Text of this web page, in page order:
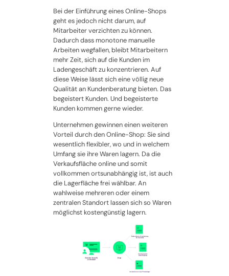
Bei der Einführung eines Online-Shops
geht es jedoch nicht darum, auf
Mitarbeiter verzichten zu können.
Dadurch dass monotone manuelle
Arbeiten wegfallen, bleibt Mitarbeitern
mehr Zeit, sich auf die Kunden im
Ladengeschäft zu konzentrieren. Auf
diese Weise lässt sich eine völlig neue
Qualität an Kundenberatung bieten. Das
begeistert Kunden. Und begeisterte
Kunden kommen gerne wieder.
Unternehmen gewinnen einen weiteren
Vorteil durch den Online-Shop: Sie sind
wesentlich flexibler, wo und in welchem
Umfang sie ihre Waren lagern. Da die
Verkaufsfläche online und somit
vollkommen ortsunabhängig ist, ist auch
die Lagerfläche frei wählbar. An
wahlweise mehreren oder einem
zentralen Standort lassen sich so Waren
möglichst kostengünstig lagern.